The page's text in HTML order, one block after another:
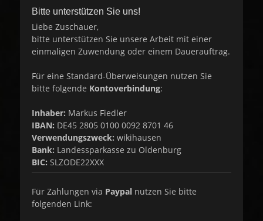
Bitte unterstützen Sie uns!
Liebe Zuschauer,
bitte unterstützen Sie unsere Arbeit mit einer
einmaligen Zuwendung oder einem Dauerauftrag.
Für eine Standard-Überweisungen nutzen Sie
bitte folgende Kontoverbindung:
Inhaber: Markus Fiedler
IBAN: DE45 2805 0100 0092 8701 46
Verwendungszweck: wikihausen
Bank: Landessparkasse zu Oldenburg
BIC: SLZODE22XXX
Für Zahlungen via Paypal nutzen Sie bitte
folgenden Link: